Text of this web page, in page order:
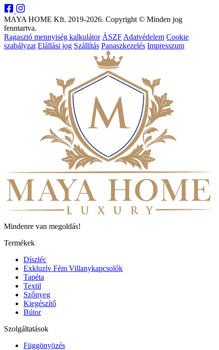
MAYA HOME Kft. 2019-2026. Copyright © Minden jog
fenntartva.
Ragasztó mennyiség kalkulátor ÁSZF Adatvédelem Cookie
szabályzat Elállási jog Szállítás Panaszkezelés Impresszum
Mindenre van megoldás!
Termékek
Díszléc
Exkluzív Fém Villanykapcsolók
Tapéta
Textil
Szőnyeg
Kiegészítő
Bútor
Szolgáltatások
Függönyözés